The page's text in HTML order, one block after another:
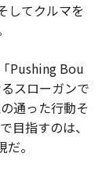
してクルマを
Pushing Bou
スローガンで
通った行動そ
目指すのは、
。